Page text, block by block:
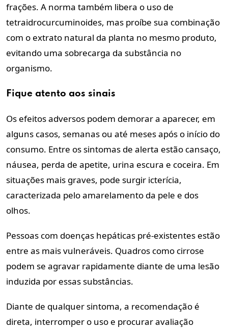
frações. A norma também libera o uso de
tetraidrocurcuminoides, mas proíbe sua combinação
com o extrato natural da planta no mesmo produto,
evitando uma sobrecarga da substância no
organismo.
Fique atento aos sinais
Os efeitos adversos podem demorar a aparecer, em
alguns casos, semanas ou até meses após o início do
consumo. Entre os sintomas de alerta estão cansaço,
náusea, perda de apetite, urina escura e coceira. Em
situações mais graves, pode surgir icterícia,
caracterizada pelo amarelamento da pele e dos
olhos.
Pessoas com doenças hepáticas pré-existentes estão
entre as mais vulneráveis. Quadros como cirrose
podem se agravar rapidamente diante de uma lesão
induzida por essas substâncias.
Diante de qualquer sintoma, a recomendação é
direta, interromper o uso e procurar avaliação